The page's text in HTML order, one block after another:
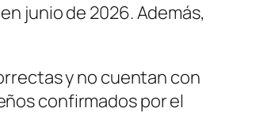
junio de 2026. Además,
y no cuentan con
confirmados por el